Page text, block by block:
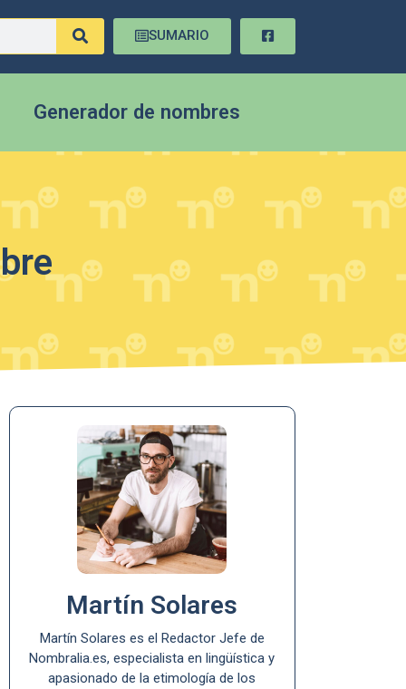
SUMARIO
Generador de nombres
Martín Solares
Martín Solares es el Redactor Jefe de
Nombralia.es, especialista en lingüística y
apasionado de la etimología de los